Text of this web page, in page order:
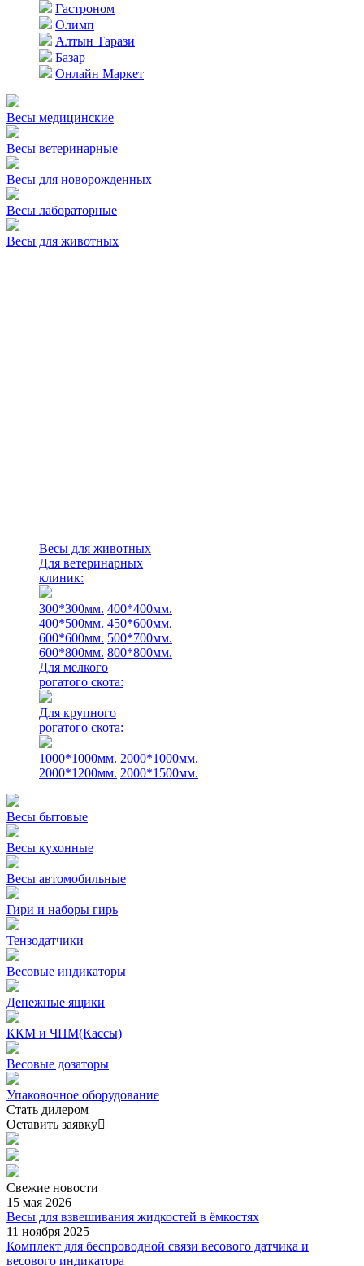
Гастроном
Олимп
Алтын Тарази
Базар
Онлайн Маркет
Весы медицинские
Весы ветеринарные
Весы для новорожденных
Весы лабораторные
Весы для животных
Весы для животных
Для ветеринарных
клиник:
300*300мм. 400*400мм.
400*500мм. 450*600мм.
600*600мм. 500*700мм.
600*800мм. 800*800мм.
Для мелкого
рогатого скота:
Для крупного
рогатого скота:
1000*1000мм. 2000*1000мм.
2000*1200мм. 2000*1500мм.
Весы бытовые
Весы кухонные
Весы автомобильные
Гири и наборы гирь
Тензодатчики
Весовые индикаторы
Денежные ящики
ККМ и ЧПМ(Кассы)
Весовые дозаторы
Упаковочное оборудование
Стать дилером
Оставить заявку
Свежие новости
15 мая 2026
Весы для взвешивания жидкостей в ёмкостях
11 ноября 2025
Комплект для беспроводной связи весового датчика и
весового индикатора